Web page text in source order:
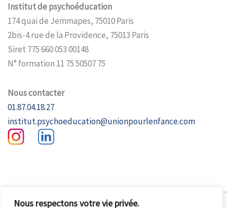
Nous respectons votre vie privée.
Institut de psychoéducation
174 quai de Jemmapes, 75010 Paris
2bis-4 rue de la Providence, 75013 Paris
Siret 775 660 053 00148
N° formation 11 75 50507 75
Nous contacter
01.87.04.18.27
institut.psychoeducation@unionpourlenfance.com
Copyright © 2026 Institut de Psychoéducation |